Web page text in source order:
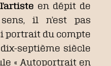
en dépit de
il n’est pas
portrait du compte
septième siècle
« Autoportrait en